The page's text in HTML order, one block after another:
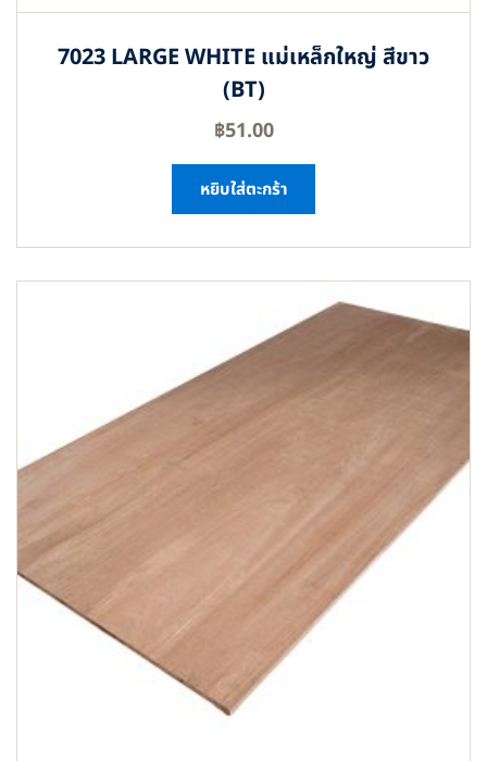
7023 LARGE WHITE แม่เหล็กใหญ่ สีขาว
(BT)
฿51.00
หยิบใส่ตะกร้า